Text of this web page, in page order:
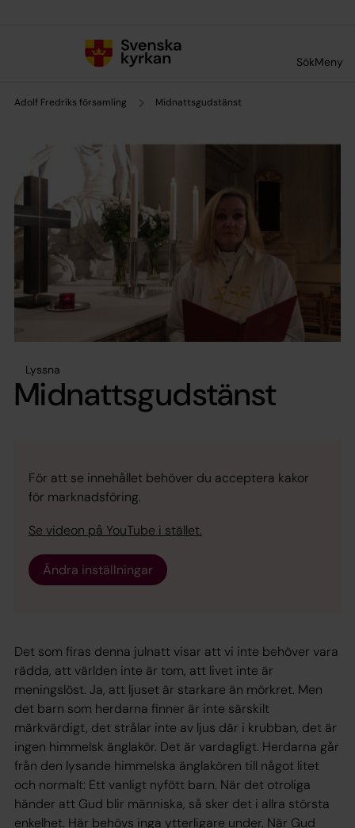
SökMeny
Adolf Fredriks församling Midnattsgudstänst
Lyssna
Midnattsgudstänst
För att se innehållet behöver du acceptera kakor
för marknadsföring.
Se videon på YouTube i stället.
Ändra inställningar
Det som firas denna julnatt visar att vi inte behöver vara
rädda, att världen inte är tom, att livet inte är
meningslöst. Ja, att ljuset är starkare än mörkret. Men
det barn som herdarna finner är inte särskilt
märkvärdigt, det strålar inte av ljus där i krubban, det är
ingen himmelsk änglakör. Det är vardagligt. Herdarna går
från den lysande himmelska änglakören till något litet
och normalt: Ett vanligt nyfött barn. När det otroliga
händer att Gud blir människa, så sker det i allra största
enkelhet. Här behövs inga ytterligare under. När Gud